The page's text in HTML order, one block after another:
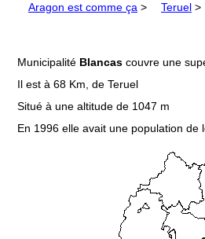
Aragon est comme ça > Teruel >
Municipalité Blancas couvre une
Il est à 68 Km, de Teruel
Situé à une altitude de 1047 m
En 1996 elle avait une population de